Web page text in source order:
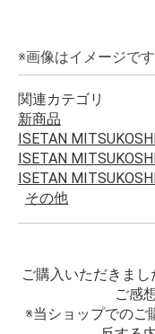
※画像はイメージです
関連カテゴリ
新商品
ISETAN
ISETAN
ISETAN
その他
ご購入いただきま
ご感
※当ショップでのご